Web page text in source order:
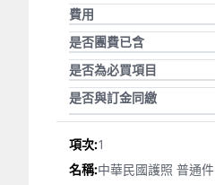
費用
是否團費已含
是否為必買項目
是否與訂金同繳
1
中華民國護照 普通件